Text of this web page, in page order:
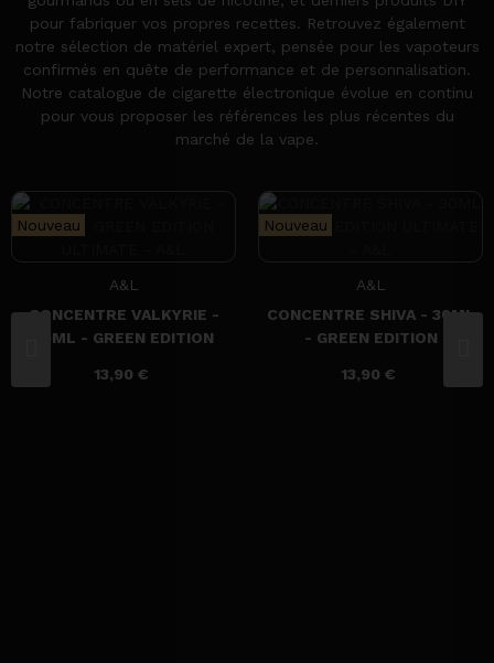
pour fabriquer vos propres recettes. Retrouvez également
notre sélection de matériel expert, pensée pour les vapoteurs
confirmés en quête de performance et de personnalisation.
Notre catalogue de cigarette électronique évolue en continu
pour vous proposer les références les plus récentes du
marché de la vape.
Nouveau
A&L
CONCENTRE VALKYRIE -
30ML - GREEN EDITION
13,90 €
Nouveau
A&L
CONCENTRE SHIVA - 30ML
- GREEN EDITION
13,90 €